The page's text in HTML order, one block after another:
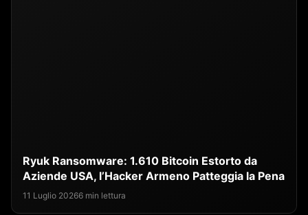
Ryuk Ransomware: 1.610 Bitcoin Estorto da
Aziende USA, l’Hacker Armeno Patteggia la Pena
11 Luglio 20266 min lettura